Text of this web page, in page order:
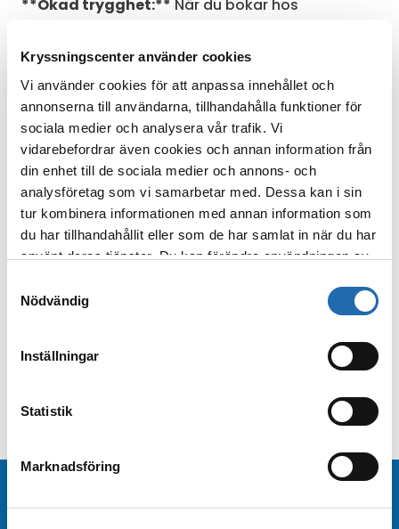
Kryssningscenter använder cookies
Vi använder cookies för att anpassa innehållet och
annonserna till användarna, tillhandahålla funktioner för
sociala medier och analysera vår trafik. Vi
vidarebefordrar även cookies och annan information från
din enhet till de sociala medier och annons- och
analysföretag som vi samarbetar med. Dessa kan i sin
tur kombinera informationen med annan information som
du har tillhandahållit eller som de har samlat in när du har
använt deras tjänster. Du kan förändra användningen av
frånInformation om kakor (cookies)
-länken i nedre
Nödvändig
Inställningar
Statistik
Marknadsföring
**Ökad trygghet:** När du bokar hos
att din resa är välplanerad och att vi har koll på
detaljerna. Vi kan även assistera med
reseförsäkringar och andra praktiska
arrangemang.
**Kundservice:** Om det uppstår problem
under din resa vill vi göra vårt yttersta för att
lösa eventuella frågor eller bekymmer som kan
uppstå under resan.
I Kryssningscenter Deluxes sortiment finns
Regent Seven Seas
ochSeaDream Yacht Club
. Vi erbjuder kunnig
hittar alltid lyxkryssningarna till det bästa priset
och boka en tid för en
Beställ nyhetsbrev